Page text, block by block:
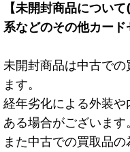
【未開封商品につい
系などのその他カード
未開封商品は中古で
ます。
経年劣化による外装
ある場合がございます
また中古での買取品